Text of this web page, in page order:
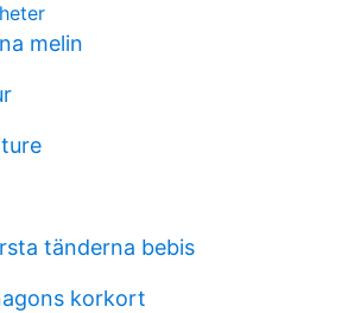
melin
tänderna bebis
korkort